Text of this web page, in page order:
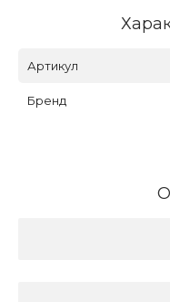
Артикул
Бренд